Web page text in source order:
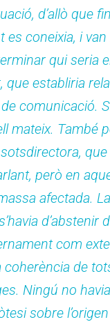
d’allò que
es coneixia, i van
qui seria
que establiria
comunicació.
mateix. També
però en
afectada.
d’abstenir
com
coherència de
Ningú no
sobre